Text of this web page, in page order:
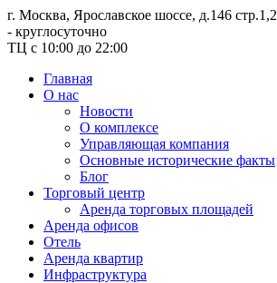
г. Москва, Ярославское шоссе, д.146 стр.1,2
- круглосуточно
ТЦ с 10:00 до 22:00
Главная
О нас
Новости
О комплексе
Управляющая компания
Основные исторические факты
Блог
Торговый центр
Аренда торговых площадей
Аренда офисов
Отель
Аренда квартир
Инфраструктура